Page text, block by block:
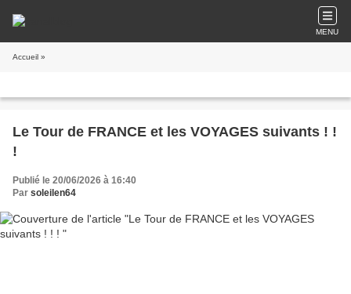
MENU
Accueil »
Le Tour de FRANCE et les VOYAGES suivants ! !
!
Publié le 20/06/2026 à 16:40
Par soleilen64